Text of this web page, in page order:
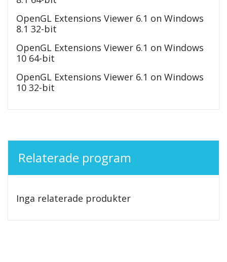
OpenGL Extensions Viewer 6.1 on Windows
8.1 32-bit
OpenGL Extensions Viewer 6.1 on Windows
10 64-bit
OpenGL Extensions Viewer 6.1 on Windows
10 32-bit
Relaterade program
Inga relaterade produkter